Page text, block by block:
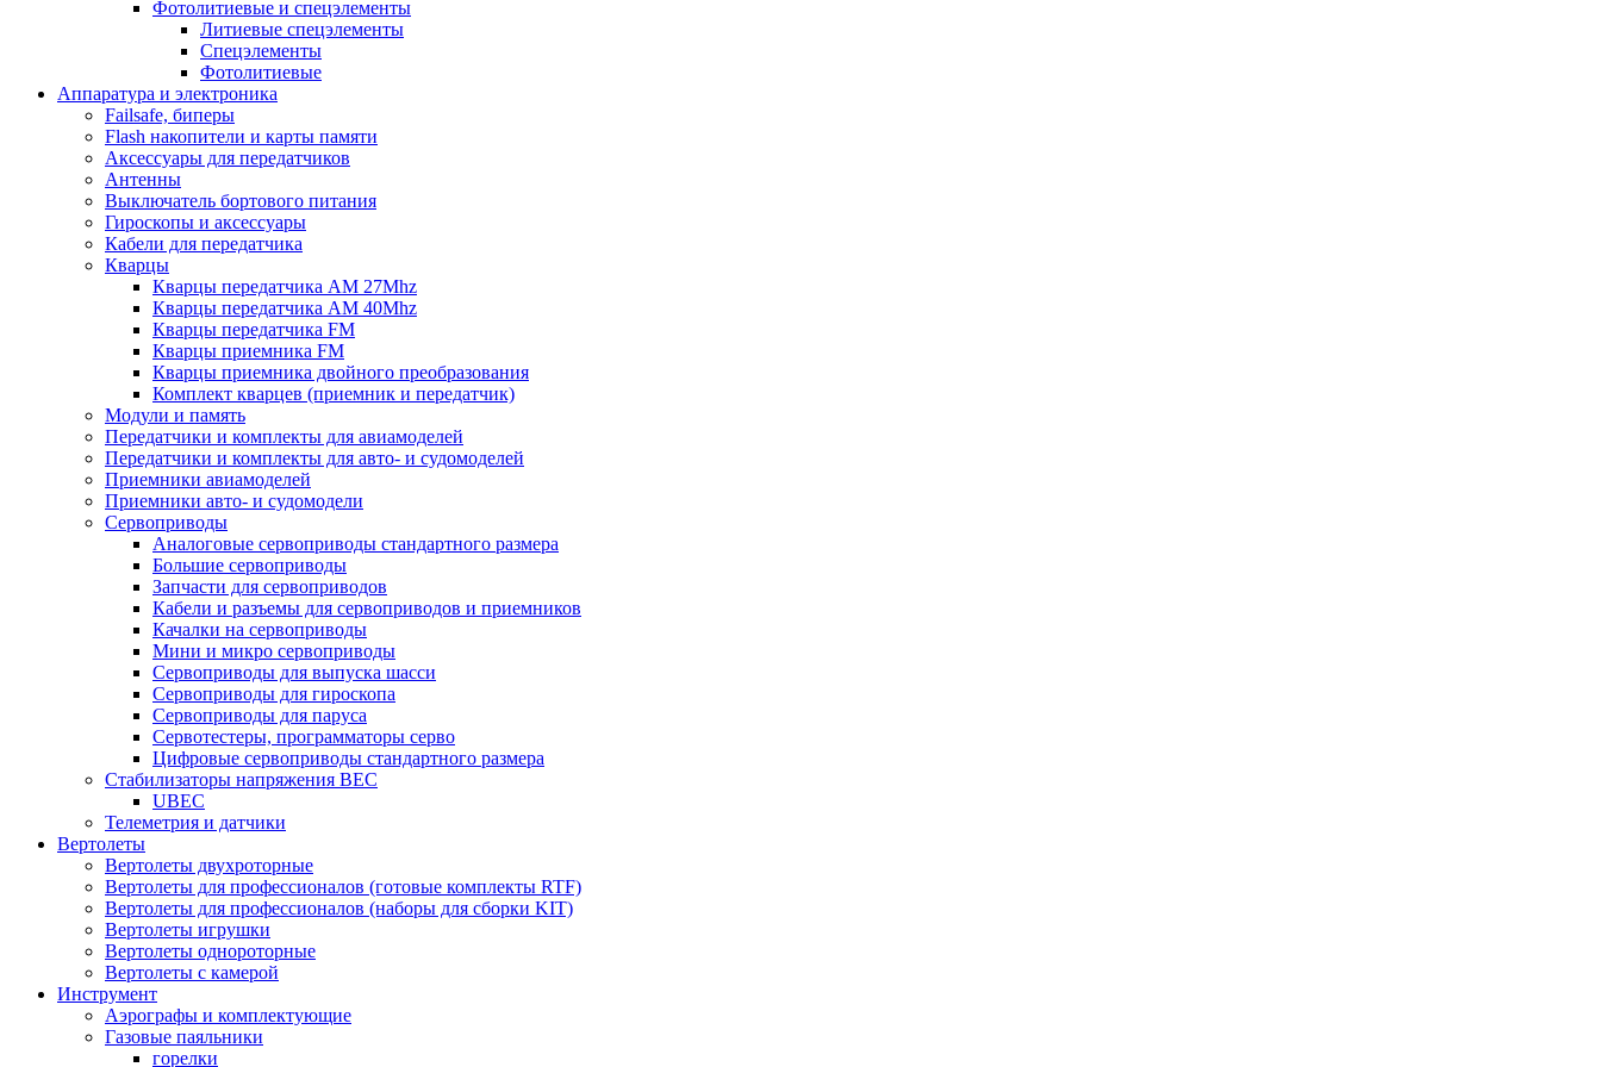
Фотолитиевые и спецэлементы
Литиевые спецэлементы
Спецэлементы
Фотолитиевые
Аппаратура и электроника
Failsafe, биперы
Flash накопители и карты памяти
Аксессуары для передатчиков
Антенны
Выключатель бортового питания
Гироскопы и аксессуары
Кабели для передатчика
Кварцы
Кварцы передатчика AM 27Mhz
Кварцы передатчика AM 40Mhz
Кварцы передатчика FM
Кварцы приемника FM
Кварцы приемника двойного преобразования
Комплект кварцев (приемник и передатчик)
Модули и память
Передатчики и комплекты для авиамоделей
Передатчики и комплекты для авто- и судомоделей
Приемники авиамоделей
Приемники авто- и судомодели
Сервоприводы
Аналоговые сервоприводы стандартного размера
Большие сервоприводы
Запчасти для сервоприводов
Кабели и разъемы для сервоприводов и приемников
Качалки на сервоприводы
Мини и микро сервоприводы
Сервоприводы для выпуска шасси
Сервоприводы для гироскопа
Сервоприводы для паруса
Сервотестеры, программаторы серво
Цифровые сервоприводы стандартного размера
Стабилизаторы напряжения BEC
UBEC
Телеметрия и датчики
Вертолеты
Вертолеты двухроторные
Вертолеты для профессионалов (готовые комплекты RTF)
Вертолеты для профессионалов (наборы для сборки KIT)
Вертолеты игрушки
Вертолеты однороторные
Вертолеты с камерой
Инструмент
Аэрографы и комплектующие
Газовые паяльники
горелки